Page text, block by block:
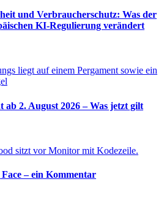
und Verbraucherschutz: Was der
KI-Regulierung verändert
2. August 2026 – Was jetzt gilt
– ein Kommentar